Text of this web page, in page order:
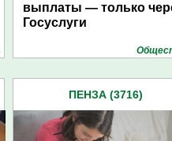
выплаты — только
Госуслуги
ПЕНЗА (3716)